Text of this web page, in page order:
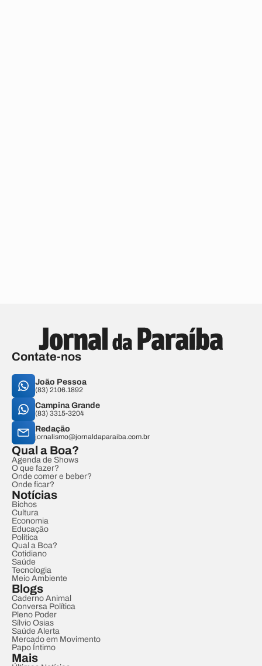
Contate-nos
João Pessoa
(83) 2106.1892
Campina Grande
(83) 3315-3204
Redação
jornalismo@jornaldaparaiba.com.br
Qual a Boa?
Agenda de Shows
O que fazer?
Onde comer e beber?
Onde ficar?
Notícias
Bichos
Cultura
Economia
Educação
Política
Qual a Boa?
Cotidiano
Saúde
Tecnologia
Meio Ambiente
Blogs
Caderno Animal
Conversa Política
Pleno Poder
Sílvio Osias
Saúde Alerta
Mercado em Movimento
Papo Íntimo
Mais